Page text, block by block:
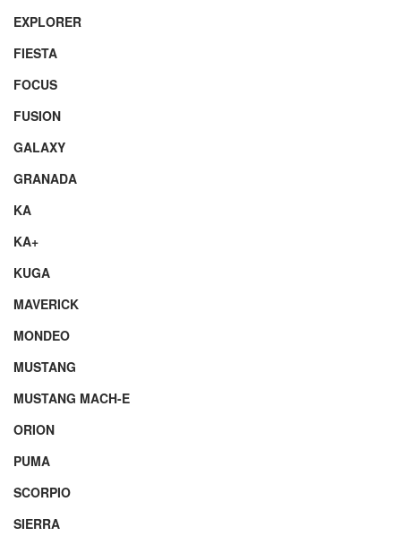
EXPLORER
FIESTA
FOCUS
FUSION
GALAXY
GRANADA
KA
KA+
KUGA
MAVERICK
MONDEO
MUSTANG
MUSTANG MACH-E
ORION
PUMA
SCORPIO
SIERRA